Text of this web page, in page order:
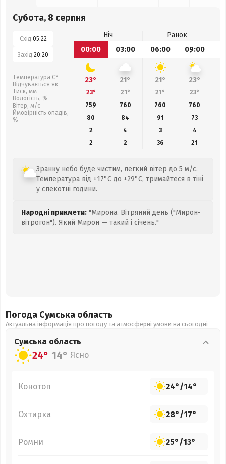
Субота, 8 серпня
Схід:05:22
Захід:20:20
Температура С°
Відчувається як
Тиск, мм
Вологість, %
Вітер, м/с
Ймовірність опадів,
%
Ніч
Ранок
00:00
03:00 06:00 09:00
23° 21° 21° 23°
23° 21° 21° 23°
759
760 760 760
80
84 91 73
2
4 3
4
2
2 36 21
Зранку небо буде чистим, легкий вітер до 5 м/с.
Температура від +17°C до +29°C, тримайтеся в тіні
у спекотні години.
Народні прикмети: "Мирона. Вітряний день ("Мирон-
вітрогон"). Який Мирон — такий і січень."
Погода Сумська область
Актуальна інформація про погоду та атмосферні умови на сьогодні
Сумська область
24° 14° Ясно
Конотоп 24°/14°
Охтирка 28°/17°
Ромни 25°/13°